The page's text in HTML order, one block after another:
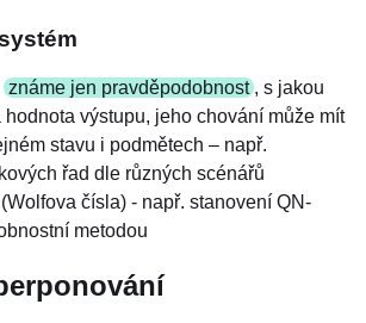
známe jen pravděpodobnost , s jakou
výstupu, jeho chování může mít
stavu i podmětech – např.
řad dle různých scénářů
čísla) - např. stanovení QN-
metodou